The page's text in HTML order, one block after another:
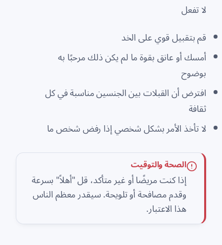
لا تفعل
قم بتقبيل قوي على الخد
أمسك أو عانق بقوة ما لم يكن ذلك مرحبًا به
بوضوح
افترض أن القبلات بين الجنسين مناسبة في كل
ثقافة
لا تأخذ الأمر بشكل شخصي إذا رفض شخص ما
الصحة والتوقيت
إذا كنت مريضًا أو غير متأكد، قل "أهلاً" بسرعة
وقدم مصافحة أو تلويحة. سيقدر معظم الناس
هذا الاعتبار.